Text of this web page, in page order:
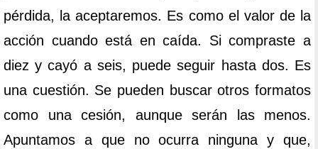
pérdida, la aceptaremos. Es como el valor de la
acción cuando está en caída. Si compraste a
diez y cayó a seis, puede seguir hasta dos. Es
una cuestión. Se pueden buscar otros formatos
como una cesión, aunque serán las menos.
Apuntamos a que no ocurra ninguna y que,